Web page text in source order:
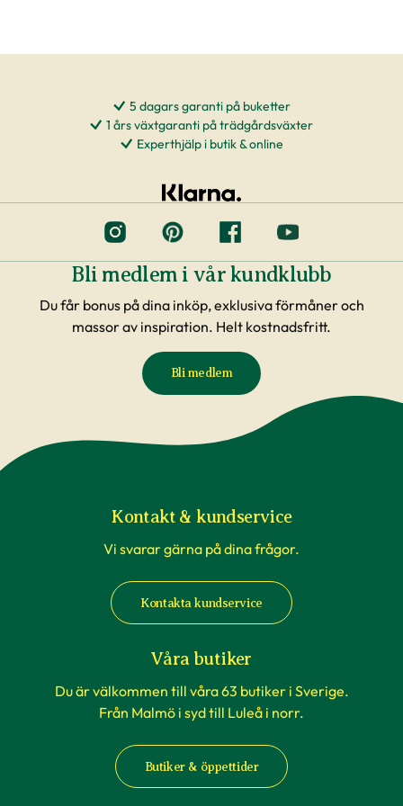
5 dagars garanti på buketter
1 års växtgaranti på trädgårdsväxter
Experthjälp i butik & online
Bli medlem i vår kundklubb
Du får bonus på dina inköp, exklusiva förmåner och
massor av inspiration. Helt kostnadsfritt.
Bli medlem
Kontakt & kundservice
Vi svarar gärna på dina frågor.
Kontakta kundservice
Våra butiker
Du är välkommen till våra 63 butiker i Sverige.
Från Malmö i syd till Luleå i norr.
Butiker & öppettider